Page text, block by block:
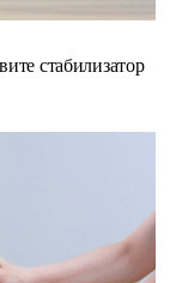
стабилизатор